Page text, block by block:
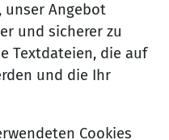
unser Angebot
und sicherer zu
Textdateien, die auf
und die Ihr
Cookies